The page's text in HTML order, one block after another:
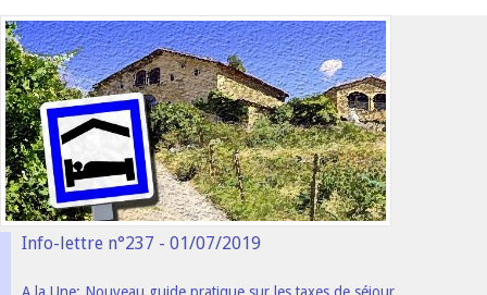
Info-lettre n°237 - 01/07/2019